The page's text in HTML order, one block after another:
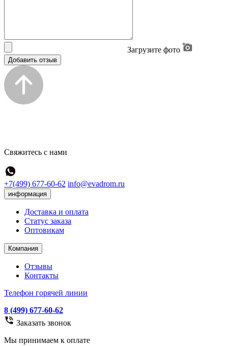
Загрузите фото
Добавить отзыв
Свяжитесь с нами
+7(499) 677-60-62 info@evadrom.ru
информация
Доставка и оплата
Статус заказа
Оптовикам
Компания
Отзывы
Контакты
Телефон горячей линии
8 (499) 677-60-62
Заказать звонок
Мы принимаем к оплате